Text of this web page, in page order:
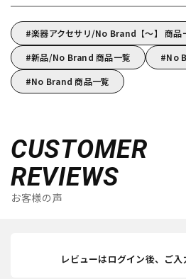
楽器アクセサリ/No Brand【～】 商品
新品/No Brand 商品一覧
No
No Brand 商品一覧
CUSTOMER
REVIEWS
お客様の声
レビューはログイン後、ご入